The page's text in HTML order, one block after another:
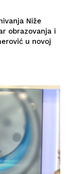
Niže
obrazovanja i
u novoj